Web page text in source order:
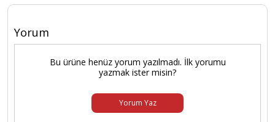
Yorum
Bu ürüne henüz yorum yazılmadı. İlk yorumu
yazmak ister misin?
Yorum Yaz